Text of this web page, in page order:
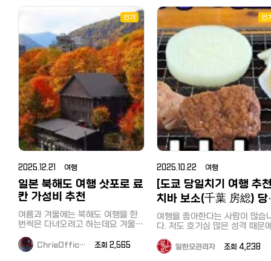
고 있습니다. 【주의사항】 본 쿠폰은,
세금 불포함 10,000엔 이상 면세로
구매 시 1회에 한해 유효합니다. 또
한, 이하의 상품은 할인 대상에서 제
외되며, 할인 조건에는 포함되지 않
으므로, 미리 양해 부탁드립니다.
【할인 대상 외 상품】 술, 담배,
POSA 카드, 단품 100,000엔(세금
불포함) 이상의 상품 및 가격 제한이
있는 상품 등 쿠폰은 반드시 결제 시
제시해 주시길 바랍니다. 결제 후, 쿠
폰을 제시하는 경우에는 사용이 불
가하오니 양해 부탁드립니다. 캡쳐
(스크린샷) 이미지는 사용할 수 없습
니다. 다른 할인이나 서비스, majica
카드와 함께 사용할 수 없습니다. 2.
최대급 드럭스토어인 마츠모토 키요
시의 할인 쿠폰입니다. 현지에서는
'마츠키요'로 불립니다^^ 내국인의
경우 보통 전용앱의 룰렛 등의 게임
으로 획득한 할인 쿠폰이나 점포에
서 나눠주는 쿠폰, 이전 구매때 받은
영수증을 사용하여 할인 받곤 합니
다. 구매금액에 따라 7%와 면세 할
인도 받을 수 있는 쿠폰입니다. 이
https://open.kakao.com/o/
일본인·외국인 → LINE 오픈챗
プンチャット「TOKYO TASTE
CREW ????????」
https://line.me/ti/g2/
※ 카카오톡을 쓰지 않으시는 분
LINE으로 입장하셔도 됩니다. 편하
신 채널로 입장해주세요. 문의:
tokyotastecrew@gmail.com
요. 동물 좋아하는 분들이라면 눈을
뗄 수 없는 시간이 될 거예요! 1. 눈망
울이 예쁜 '다마사슴(Fallow Deer)'
파라다이스 밸리에 들어서면 가장
먼저 우리를 반겨주는 친구들입니
다! 사진 속 아이들 좀 보세요. 점박
이 무늬가 매력적인 이 사슴들은 정
말 순하고 호기심이 많답니다. 홍길
동 투어 포인트: 저희 투어와 함께하
시면 현장에서 직접 먹이 주기 체험
을 하실 수 있어요. 손바닥에 먹이를
놓으면 사슴들이 조심스럽게 다가와
먹는 그 느낌! 아이들은 물론 어른들
도 금방 사슴의 매력에 푹 빠지게 된
답니다. 2. 뉴질랜드에서 만나는 '밀
림의 왕' 사자 뉴질랜드의 청정 자연
속에서 사자를 본다는 것, 상상해 보
셨나요? 이곳에는 위엄 넘치는 사자
가족이 살고 있어요. 놓치지 마세요:
매일 오후에 진행되는 사자 먹이 주
기 시간은 정말 압권입니다. 사육사
의 설명과 함께 사자들의 역동적인
모습을 바로 눈앞에서 관찰할 수 있
시간을 놓치지 않도록 일정을 완벽
하게 짜드립니다! 3. 복작복작 귀여
에 대한 관심이 뜨겁기도 했었는
이미 그전에 아빠어디가, VJ특공대,
캐시미어 화보촬영까지 뉴질랜드의
풍경을 담아간 TV프로그램들이
희 홍길동투어와 함께 했다는거
고계시나요 ? 많은 경력의 베테랑
가이드분들과 오랜 경력의 저희
장님을 믿고 현지 코디를 맡겨주
어요~ 뉴질랜드의 대자연을 느끼며
신나는 시간을 보냈던 '아빠어디
팀 ! 현장에 함께 하셨던 저희 사장
님도 송종국,윤민수,이종혁씨와
께 인증샷을 남기기도 했는데 사진
뒤로 보이는 배경이 정말 아름답
? vj 특공대가 뉴질랜드에 방문했을
때도 저희 홍길동 투어가 함께였습
니다. ^^ 로토루아, 그리고 와이토모,
타우포에서 뉴질랜드의 광활한
과 멋진 지열지대를 카메라에 담고
많은 분들과 홍길동투어가 함께
력을 했는데요^^ 한컷한컷 아름다운
뉴질랜드를 담아내기위해굉장히
은 노력과 분주함이 보이는 사진
구요~ 로토루아의 아름다운 풍경인
데요 맑고 푸른하늘의 색깔이 눈에
제일 먼저 들어옵니다~
인기
2025.12.21 여행
일본 북해도 여행 삿포로 료
칸 가성비 추천
여름과 겨울에는 북해도 여행을 한
번씩은 다녀오려고 하는데요 겨울은
큽니다. 겨울 삿포로 여행만 다섯 번
째인데 겨울이 긴 만큼 두 번을 다녀
ChrisOffic… 조회 2,565
인
2025.10.22 여행
[도쿄 당일치기 여행 추
치바 보소(千葉 房総) 당
치기 버스 투어! 조개구이
뷔페, 도쿄만 횡단유람
여행을 좋아한다는 사람이 많습
다. 저도 호기심 많은 성격 때문
즐기는 것을 누구보다 좋아합니
하지만 막상 시간이 있어서 여행
일한모관리자 조회 4,238